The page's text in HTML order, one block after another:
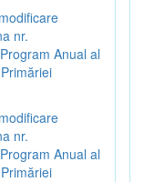
nr.
Anual al
nr.
Anual al